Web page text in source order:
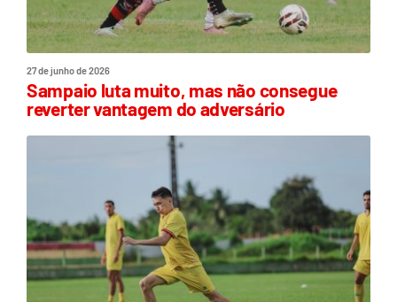
27 de junho de 2026
Sampaio luta muito, mas não consegue
reverter vantagem do adversário